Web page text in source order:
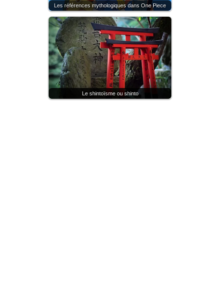
Les références mythologiques dans One Piece
Le shintoïsme ou shinto